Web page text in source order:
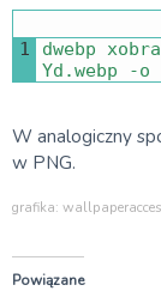
1 dwebp
Yd .webp -o
W analogiczny
w PNG.
grafika:
Powiązane